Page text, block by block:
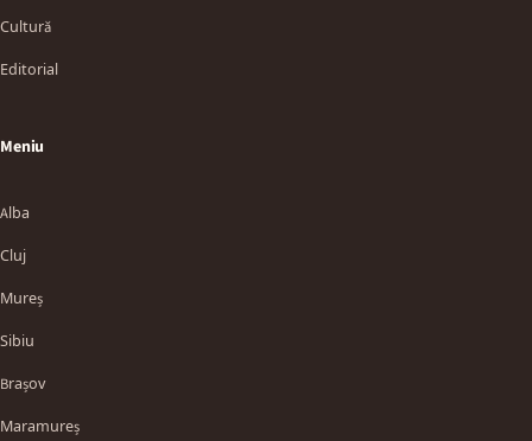
Cultură
Editorial
Meniu
Alba
Cluj
Mureș
Sibiu
Brașov
Maramureș